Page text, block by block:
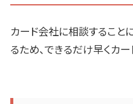
カード会社に相談すること
るため、できるだけ早くカー